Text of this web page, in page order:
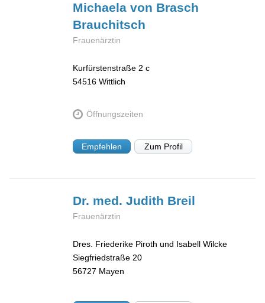
Michaela von Brasch
Brauchitsch
Frauenärztin
Kurfürstenstraße 2 c
54516 Wittlich
Öffnungszeiten
Empfehlen Zum Profil
Dr. med. Judith Breil
Frauenärztin
Dres. Friederike Piroth und Isabell Wilcke
Siegfriedstraße 20
56727 Mayen